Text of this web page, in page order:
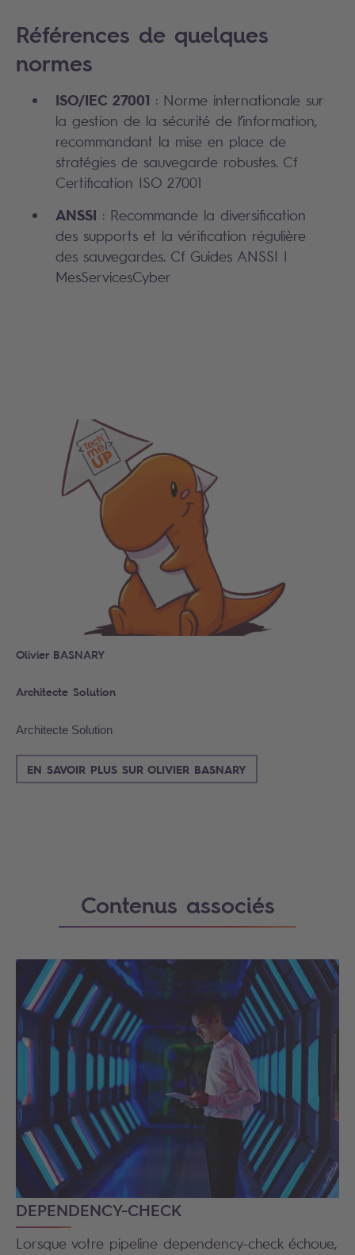
Références de quelques
normes
ISO/IEC 27001 : Norme internationale sur
la gestion de la sécurité de l’information,
recommandant la mise en place de
stratégies de sauvegarde robustes. Cf
Certification ISO 27001
ANSSI : Recommande la diversification
des supports et la vérification régulière
des sauvegardes. Cf Guides ANSSI |
MesServicesCyber
Olivier BASNARY
Architecte Solution
Architecte Solution
EN SAVOIR PLUS SUR OLIVIER BASNARY
Contenus associés
DEPENDENCY-CHECK
Lorsque votre pipeline dependency-checkéchoue,